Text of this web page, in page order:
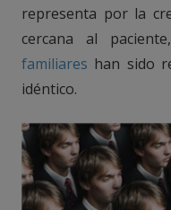
representa por la
cercana al
familiares han sido
idéntico.